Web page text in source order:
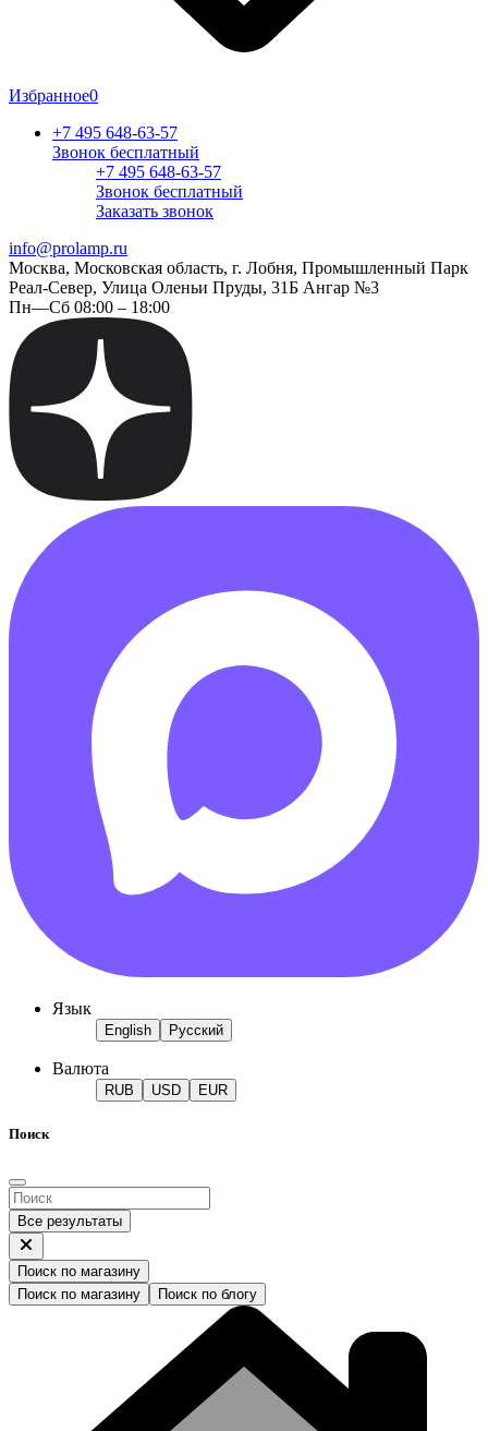
Избранное0
+7 495 648-63-57
Звонок бесплатный
+7 495 648-63-57
Звонок бесплатный
Заказать звонок
info@prolamp.ru
Москва, Московская область, г. Лобня, Промышленный Парк
Реал-Север, Улица Оленьи Пруды, 31Б Ангар №3
Пн—Сб 08:00 – 18:00
Язык
English Русский
Валюта
RUB USD EUR
Поиск
Все результаты
Поиск по магазину
Поиск по магазину
Поиск по блогу